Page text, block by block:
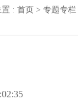
: 首页 > 专题专栏